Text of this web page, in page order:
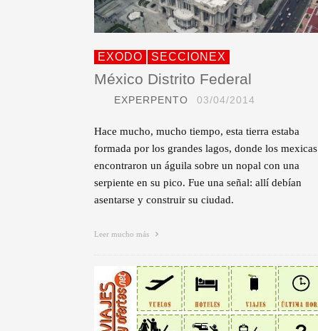
EXODO SECCIONEX
México Distrito Federal
EXPERPENTO 03/04/2014
Hace mucho, mucho tiempo, esta tierra estaba
formada por los grandes lagos, donde los mexicas
encontraron un águila sobre un nopal con una
serpiente en su pico. Fue una señal: allí debían
asentarse y construir su ciudad.
Leer mucho más